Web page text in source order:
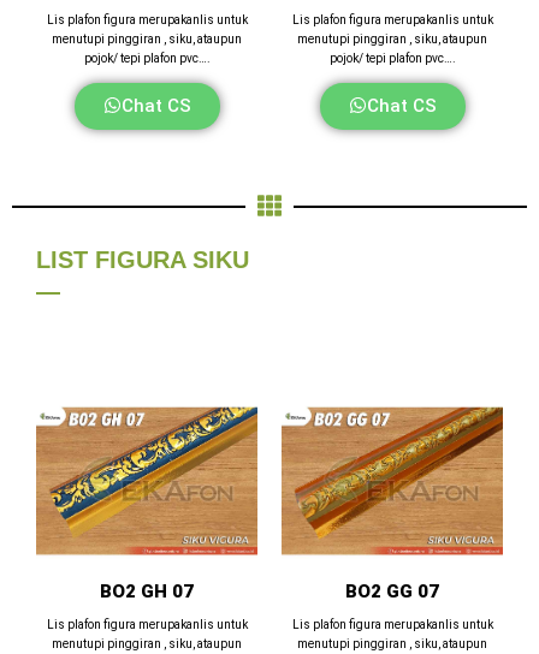
Lis plafon figura merupakanlis untuk
menutupi pinggiran , siku, ataupun
pojok/ tepi plafon pvc….
Chat CS
Lis plafon figura merupakanlis untuk
menutupi pinggiran , siku, ataupun
pojok/ tepi plafon pvc….
Chat CS
LIST FIGURA SIKU
—
BO2 GH 07
Lis plafon figura merupakanlis untuk
menutupi pinggiran , siku, ataupun
BO2 GG 07
Lis plafon figura merupakanlis untuk
menutupi pinggiran , siku, ataupun